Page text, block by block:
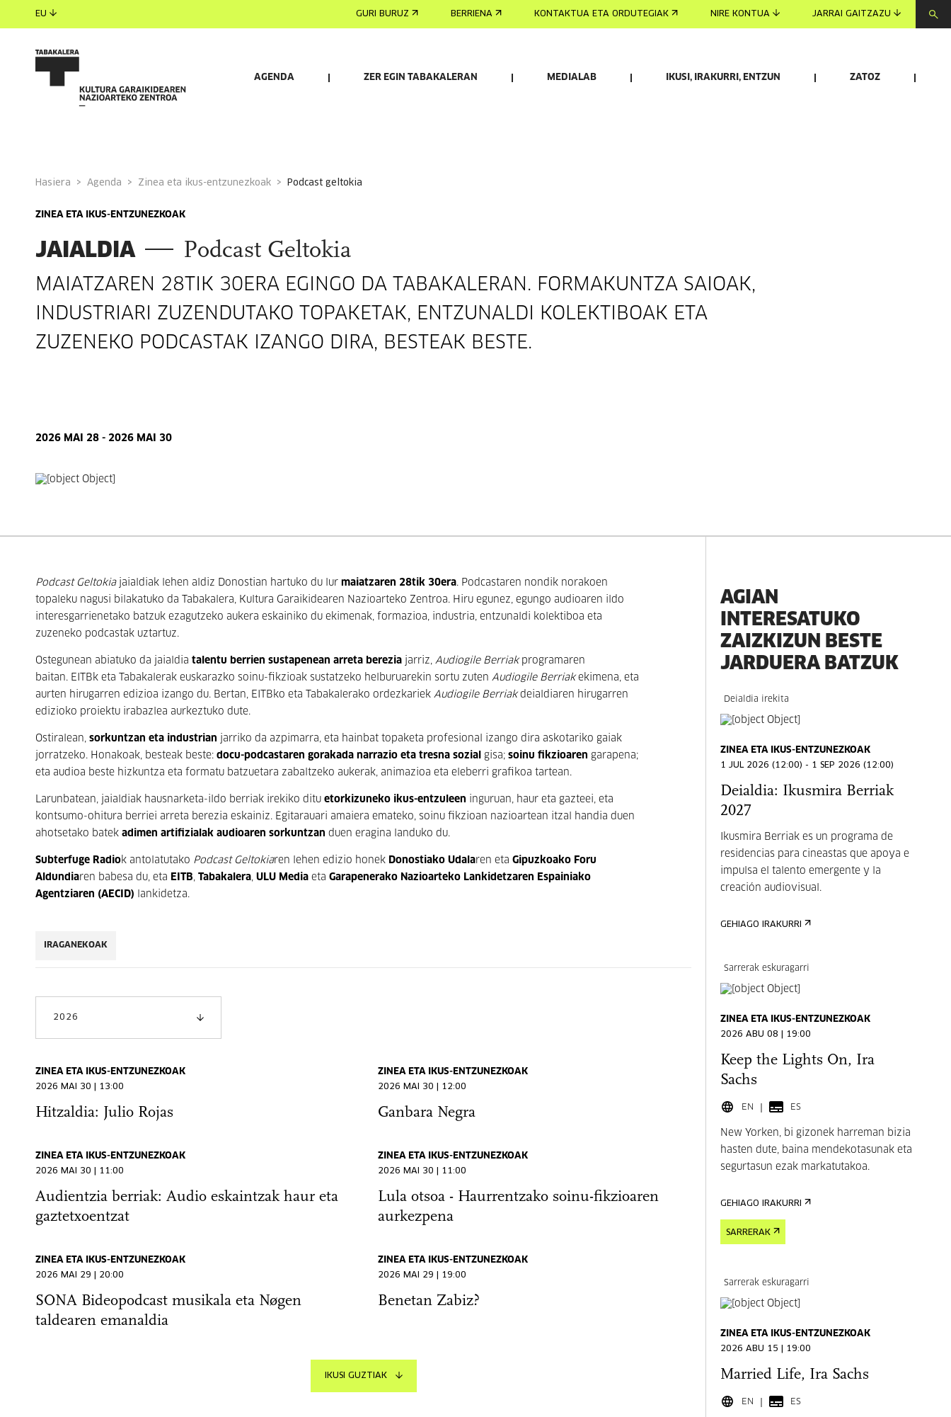
EU GURI BURUZ BERRIENA KONTAKTUA ETA ORDUTEGIAK NIRE KONTUA JARRAI GAITZAZU
AGENDA ZER EGIN TABAKALERAN MEDIALAB IKUSI, IRAKURRI, ENTZUN ZATOZ
Hasiera Agenda Zinea eta ikus-entzunezkoak podcast geltokia
ZINEA ETA IKUS-ENTZUNEZKOAK
JAIALDIA Podcast Geltokia
MAIATZAREN 28TIK 30ERA EGINGO DA TABAKALERAN. FORMAKUNTZA SAIOAK,
INDUSTRIARI ZUZENDUTAKO TOPAKETAK, ENTZUNALDI KOLEKTIBOAK ETA
ZUZENEKO PODCASTAK IZANGO DIRA, BESTEAK BESTE.
2026 MAI 28 - 2026 MAI 30
Podcast Geltokiajaialdiak lehen aldiz Donostian hartuko du lur maiatzaren 28tik 30era. Podcastaren nondik norakoen
topaleku nagusi bilakatuko da Tabakalera, Kultura Garaikidearen Nazioarteko Zentroa. Hiru egunez, egungo audioaren ildo
interesgarrienetako batzuk ezagutzeko aukera eskainiko du ekimenak, formazioa, industria, entzunaldi kolektiboa eta
zuzeneko podcastak uztartuz.
Ostegunean abiatuko da jaialdia talentu berrien sustapenean arreta berezia jarriz, Audiogile Berriakprogramaren
baitan. EITBk eta Tabakalerak euskarazko soinu-fikzioak sustatzeko helburuarekin sortu zuten Audiogile Berriakekimena, eta
aurten hirugarren edizioa izango du. Bertan, EITBko eta Tabakalerako ordezkariek Audiogile Berriakdeialdiaren hirugarren
edizioko proiektu irabazlea aurkeztuko dute.
Ostiralean, sorkuntzan eta industrian jarriko da azpimarra, eta hainbat topaketa profesional izango dira askotariko gaiak
jorratzeko. Honakoak, besteak beste: docu-podcastaren gorakada narrazio eta tresna sozial gisa; soinu fikzioaren garapena;
eta audioa beste hizkuntza eta formatu batzuetara zabaltzeko aukerak, animazioa eta eleberri grafikoa tartean.
Larunbatean, jaialdiak hausnarketa-ildo berriak irekiko ditu etorkizuneko ikus-entzuleen inguruan, haur eta gazteei, eta
kontsumo-ohitura berriei arreta berezia eskainiz. Egitarauari amaiera emateko, soinu fikzioan nazioartean itzal handia duen
ahotsetako batek adimen artifizialak audioaren sorkuntzan duen eragina landuko du.
Subterfuge Radiok antolatutako Podcast Geltokiaren lehen edizio honek Donostiako Udalaren eta Gipuzkoako Foru
Aldundiaren babesa du, eta EITB, Tabakalera, ULU Media eta Garapenerako Nazioarteko Lankidetzaren Espainiako
Agentziaren (AECID) lankidetza.
IRAGANEKOAK
2026
ZINEA ETA IKUS-ENTZUNEZKOAK
2026 MAI 30 | 13:00
Hitzaldia: Julio Rojas
ZINEA ETA IKUS-ENTZUNEZKOAK
2026 MAI 30 | 12:00
Ganbara Negra
ZINEA ETA IKUS-ENTZUNEZKOAK
2026 MAI 30 | 11:00
Audientzia berriak: Audio eskaintzak haur eta
gaztetxoentzat
ZINEA ETA IKUS-ENTZUNEZKOAK
2026 MAI 30 | 11:00
Lula otsoa - Haurrentzako soinu-fikzioaren
aurkezpena
ZINEA ETA IKUS-ENTZUNEZKOAK
2026 MAI 29 | 20:00
SONA Bideopodcast musikala eta Nøgen
taldearen emanaldia
ZINEA ETA IKUS-ENTZUNEZKOAK
2026 MAI 29 | 19:00
Benetan Zabiz?
IKUSI GUZTIAK
AGIAN
INTERESATUKO
ZAIZKIZUN BESTE
JARDUERA BATZUK
Deialdia irekita
ZINEA ETA IKUS-ENTZUNEZKOAK
1 JUL 2026 (12:00) - 1 SEP 2026 (12:00)
Deialdia: Ikusmira Berriak
2027
Ikusmira Berriak es un programa de
residencias para cineastas que apoya e
impulsa el talento emergente y la
creación audiovisual.
GEHIAGO IRAKURRI
Sarrerak eskuragarri
ZINEA ETA IKUS-ENTZUNEZKOAK
2026 ABU 08 | 19:00
Keep the Lights On, Ira
Sachs
EN ES
New Yorken, bi gizonek harreman bizia
hasten dute, baina mendekotasunak eta
segurtasun ezak markatutakoa.
GEHIAGO IRAKURRI
SARRERAK
Sarrerak eskuragarri
ZINEA ETA IKUS-ENTZUNEZKOAK
2026 ABU 15 | 19:00
Married Life, Ira Sachs
EN ES